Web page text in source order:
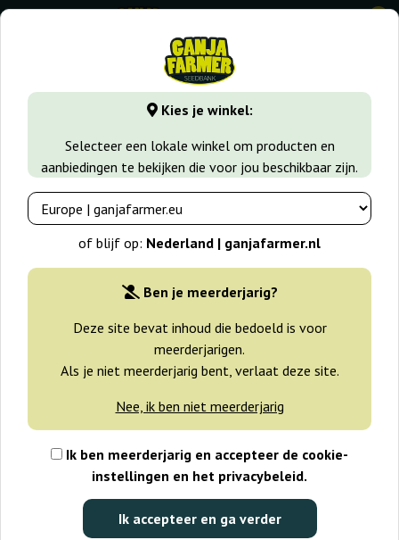
Kies je winkel:
Selecteer een lokale winkel om producten en
aanbiedingen te bekijken die voor jou beschikbaar zijn.
of blijf op: Nederland | ganjafarmer.nl
Ben je meerderjarig?
Deze site bevat inhoud die bedoeld is voor
meerderjarigen.
Als je niet meerderjarig bent, verlaat deze site.
Nee, ik ben niet meerderjarig
Ik ben meerderjarig en accepteer de cookie-
instellingen en het privacybeleid.
Ik accepteer en ga verder
0
GanjaFarmer.nl Wiet soorten Cheese Royal Cheese
Queen Seeds
-25%